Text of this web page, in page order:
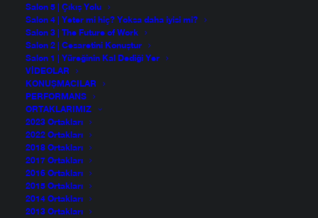
Salon 5 | Çıkış Yolu
Salon 4 | Yeter mi hiç? Yoksa daha iyisi mi?
Salon 3 | The Future of Work
Salon 2 | Cesaretini Konuştur
Salon 1 | Yüreğinin Kal Dediği Yer
VIDEOLAR
KONUŞMACILAR
PERFORMANS
ORTAKLARIMIZ
2023 Ortakları
2022 Ortakları
2018 Ortakları
2017 Ortakları
2016 Ortakları
2015 Ortakları
2014 Ortakları
2013 Ortakları